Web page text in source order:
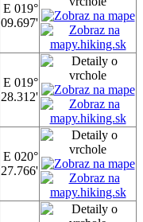
E 019°
09.697'
E 019°
28.312'
E 020°
27.766'